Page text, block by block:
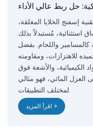
حل ربط عالي الأداء
إسفنج الخلايا المغلقة،
استثنائية، مُستبدلاً بذلك
كالمسامير واللحام. بفضل
للاهتزازات، ومقاومته
الكيميائية، والأشعة فوق
العزل المائي، فهو مثالي
لمختلف التطبيقات.
اقرأ المزيد >